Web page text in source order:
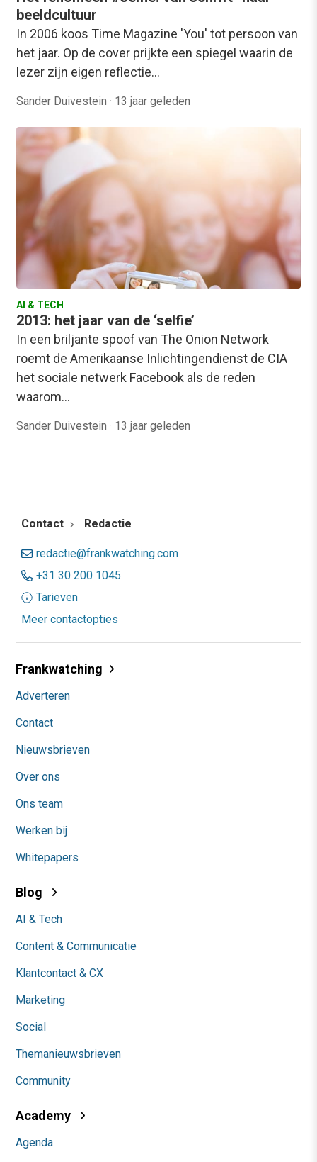
beeldcultuur
In 2006 koos Time Magazine 'You' tot persoon van
het jaar. Op de cover prijkte een spiegel waarin de
lezer zijn eigen reflectie…
Sander Duivestein · 13 jaar geleden
AI & TECH
2013: het jaar van de ‘selfie’
In een briljante spoof van The Onion Network
roemt de Amerikaanse Inlichtingendienst de CIA
het sociale netwerk Facebook als de reden
waarom…
Sander Duivestein · 13 jaar geleden
Contact Redactie
redactie@frankwatching.com
+31 30 200 1045
Tarieven
Meer contactopties
Frankwatching
Adverteren
Contact
Nieuwsbrieven
Over ons
Ons team
Werken bij
Whitepapers
Blog
AI & Tech
Content & Communicatie
Klantcontact & CX
Marketing
Social
Themanieuwsbrieven
Community
Academy
Agenda